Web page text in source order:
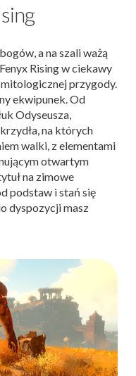
a na szali ważą
Rising w ciekawy
przygody.
ekwipunek. Od
Odyseusza,
na których
walki, z elementami
otwartym
na zimowe
podstaw i stań się
dyspozycji masz